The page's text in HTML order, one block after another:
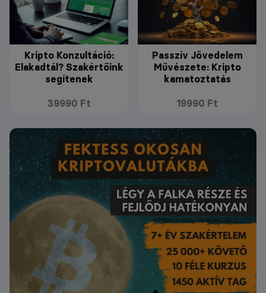
Kripto Konzultáció:
Elakadtál? Szakértőink
segítenek
39990 Ft
Passzív Jövedelem
Művészete: Kripto
kamatoztatás
19990 Ft